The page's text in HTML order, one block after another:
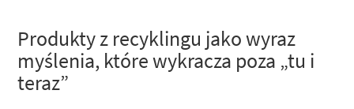
Produkty z recyklingu jako wyraz
myślenia, które wykracza poza „tu i
teraz”